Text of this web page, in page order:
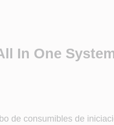
In One
de consumibles de